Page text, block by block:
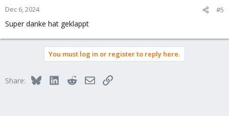
Dec 6, 2024 #5
Super danke hat geklappt
You must log in or register to reply here.
Share: BlueskyLinkedInRedditEmailLink